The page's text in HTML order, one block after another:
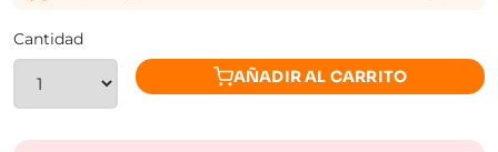
Cantidad
AÑADIR AL CARRITO